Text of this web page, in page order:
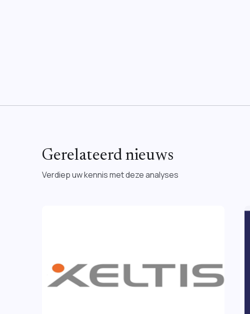
Gerelateerd nieuws
Verdiep uw kennis met deze analyses